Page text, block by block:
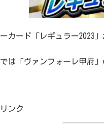
カード「レギュラー2023」
は「ヴァンフォーレ甲府」
ンク